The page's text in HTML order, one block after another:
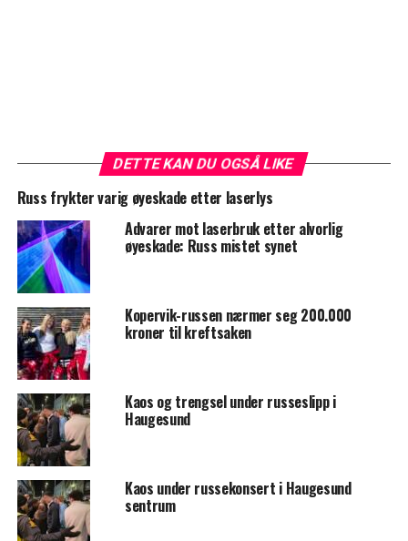
DETTE KAN DU OGSÅ LIKE
Russ frykter varig øyeskade etter laserlys
Advarer mot laserbruk etter alvorlig
øyeskade: Russ mistet synet
Kopervik-russen nærmer seg 200.000
kroner til kreftsaken
Kaos og trengsel under russeslipp i
Haugesund
Kaos under russekonsert i Haugesund
sentrum